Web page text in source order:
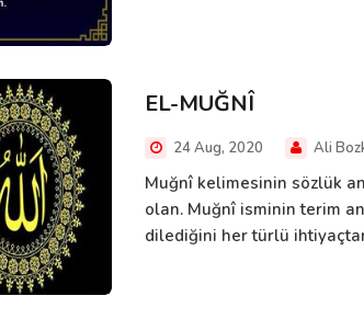
EL-MUĞNÎ
24 Aug, 2020 Ali
Muğnî kelimesinin sözlük
olan. Muğnî isminin terim
dilediğini her türlü